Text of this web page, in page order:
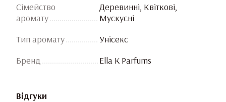
Сімейство
аромату
Деревинні, Квіткові,
Мускусні
Тип аромату
Унісекс
Бренд
Ella K Parfums
Відгуки